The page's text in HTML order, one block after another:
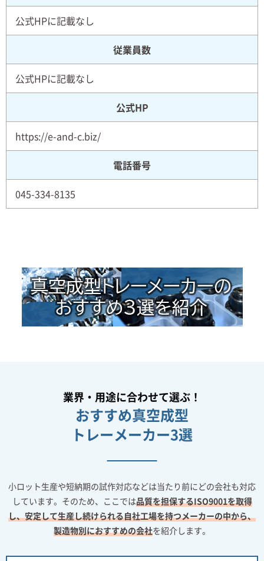
公式HPに記載なし
従業員数
公式HPに記載なし
公式HP
https://e-and-c.biz/
電話番号
045-334-8135
業界・用途に合わせて選ぶ！
おすすめ真空成型
トレーメーカー3選
小ロット生産や短納期の試作対応などは当たり前にどの会社も対応
しています。そのため、ここでは品質を担保するISO9001を取得
し、安定して生産し続けられる自社工場を持つメーカーの中から、
製造物別におすすめの会社を紹介します。